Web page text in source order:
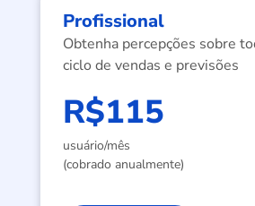
Profissional
Obtenha percepções sobre
ciclo de vendas e previsões
R$115
usuário/mês
(cobrado anualmente)